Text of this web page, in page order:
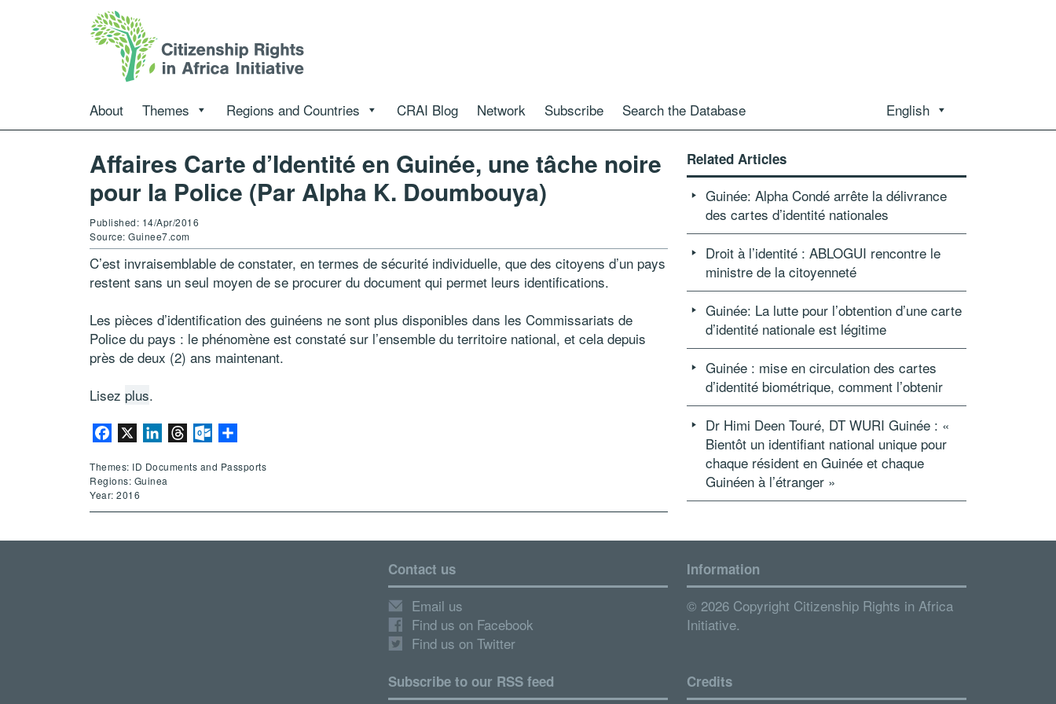
About Themes Regions and Countries CRAI Blog Network Subscribe Search the Database English
Affaires Carte d’Identité en Guinée, une tâche noire
pour la Police (Par Alpha K. Doumbouya)
Published: 14/Apr/2016
Source: Guinee7.com
C’est invraisemblable de constater, en termes de sécurité individuelle, que des citoyens d’un pays
restent sans un seul moyen de se procurer du document qui permet leurs identifications.
Les pièces d’identification des guinéens ne sont plus disponibles dans les Commissariats de
Police du pays : le phénomène est constaté sur l’ensemble du territoire national, et cela depuis
près de deux (2) ans maintenant.
Lisez plus.
Facebook LinkedInThreadsOutlook.com
Themes: ID Documents and Passports
Regions: Guinea
Year: 2016
Related Articles
Guinée: Alpha Condé arrête la délivrance
des cartes d’identité nationales
Droit à l’identité : ABLOGUI rencontre le
ministre de la citoyenneté
Guinée: La lutte pour l’obtention d’une carte
d’identité nationale est légitime
Guinée : mise en circulation des cartes
d’identité biométrique, comment l’obtenir
Dr Himi Deen Touré, DT WURI Guinée : «
Bientôt un identifiant national unique pour
chaque résident en Guinée et chaque
Guinéen à l’étranger »
Contact us
Email us
Find us on Facebook
Find us on Twitter
Subscribe to our RSS feed
Information
© 2026 Copyright Citizenship Rights in Africa
Initiative.
Credits